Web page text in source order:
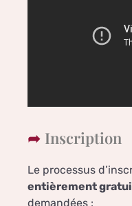
Inscription
Le processus
entièrement
demandées :